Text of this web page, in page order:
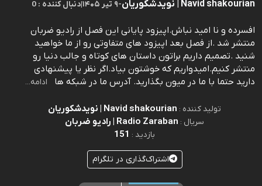
Navid shakourian | نویدشکوریان -۹ تیر ۱۴۰۵ |0 : دنبال کننده
افسرده و نا امید نباش.اپیزود پایانی این فصل از رادیو ضربان
منتشر شد .از فصل بعد اپیزود های متفاوتی رو از ما خواهید
شنید .تصمیم داریم براتون داستان های کوتاه و جالب دنیا رو
منتشر کنیم.امیدواریم که خوشتون بیاد.اگر نظر یا پیشنهادی
دارید حتما با ما در میون بگذارید. آدرس ما در شبکه ها
ادامه...
تولید کننده : Navid shakourian | نویدشکوریان
سریال : Radio Zaraban | رادیو ضربان
بازدید : 151
اشتراک‌گذاری در تلگرام